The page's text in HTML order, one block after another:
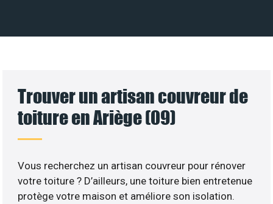
Trouver un artisan couvreur de
toiture en Ariège (09)
Vous recherchez un artisan couvreur pour rénover
votre toiture ? D’ailleurs, une toiture bien entretenue
protège votre maison et améliore son isolation.